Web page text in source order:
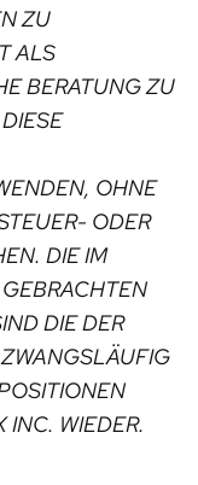
ZU
ALS
BERATUNG ZU
OHNE
ODER
DIE IM
DIE DER
INC. WIEDER.